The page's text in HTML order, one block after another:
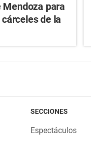
Mendoza para
de la
SECCIONES
Espectáculos